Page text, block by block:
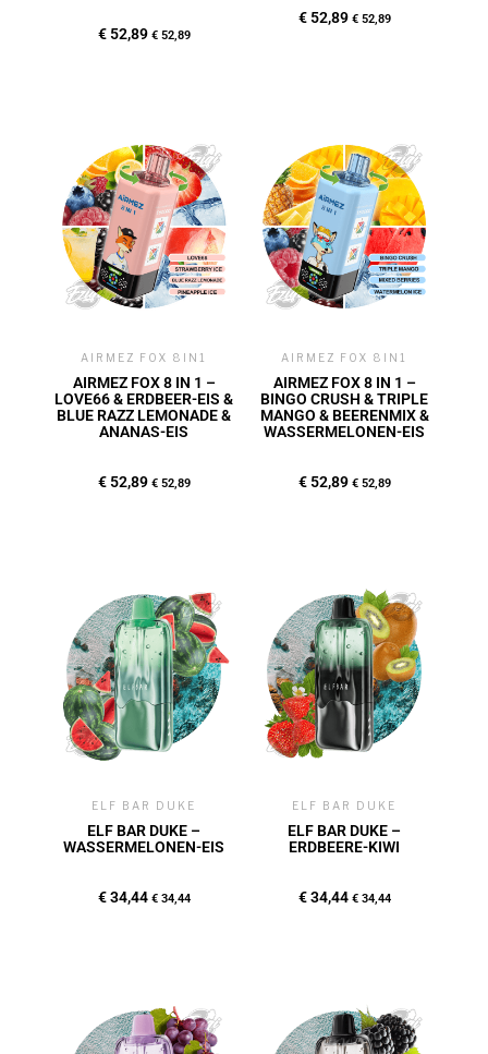
€52,89 €52,89
€52,89 €52,89
AIRMEZ FOX 8IN1
AIRMEZ FOX 8 IN 1 –
LOVE66 & ERDBEER-EIS &
BLUE RAZZ LEMONADE &
ANANAS-EIS
€52,89 €52,89
AIRMEZ FOX 8IN1
AIRMEZ FOX 8 IN 1 –
BINGO CRUSH & TRIPLE
MANGO & BEERENMIX &
WASSERMELONEN-EIS
€52,89 €52,89
ELF BAR DUKE
ELF BAR DUKE –
WASSERMELONEN-EIS
€34,44 €34,44
ELF BAR DUKE
ELF BAR DUKE –
ERDBEERE-KIWI
€34,44 €34,44